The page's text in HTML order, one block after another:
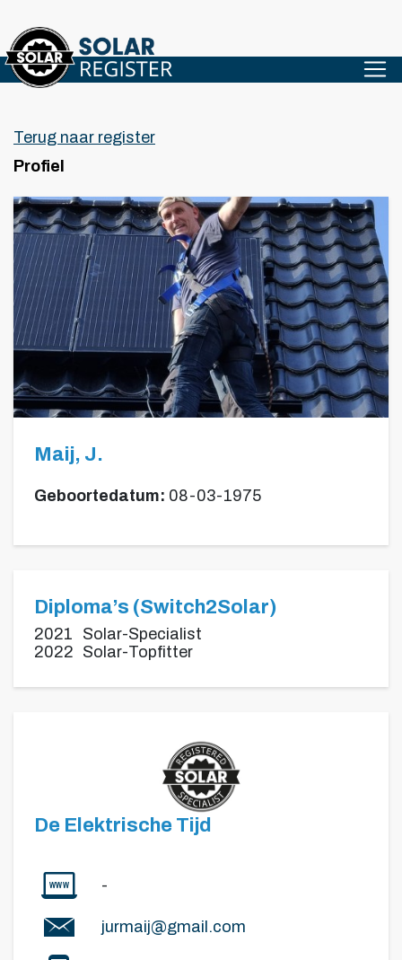
Terug naar register
Profiel
Maij, J.
Geboortedatum: 08-03-1975
Diploma’s (Switch2Solar)
2021
Solar-Specialist
2022 Solar-Topfitter
De Elektrische Tijd
-
jurmaij@gmail.com